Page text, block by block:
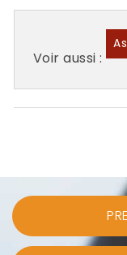
Voir aussi :